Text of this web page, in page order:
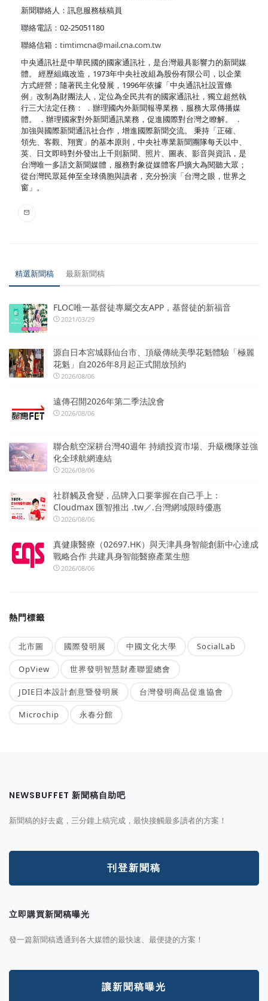
新聞聯絡人：訊息服務核稿員
聯絡電話：02-25051180
聯絡信箱： timtimcna@mail.cna.com.tw
中央通訊社是中華民國的國家通訊社，是台灣最具影響力的新聞媒
體。 經歷組織改造，1973年中央社改組為股份有限公司，以企業
方式經營；隨著民主化發展，1996年依據「中央通訊社設置條
例」改制為財團法人，定位為全民共有的國家通訊社，獨立超然執
行三大法定任務： ．辦理國內外新聞報導業務，服務大眾傳播媒
體。 ．辦理國家對外新聞通訊業務，促進國際對台灣之瞭解。 ．
加強與國際新聞通訊社合作，增進國際新聞交流。 秉持「正確、
領先、客觀、翔實」的基本原則，中央社專業新聞團隊每天以中、
英、日文即時對外發出上千則新聞、照片、圖表、影音與資訊，是
台灣唯一多語文新聞媒體，服務對象從媒體客戶擴大為閱聽大眾；
從台灣民眾延伸至全球僑胞與讀者，充分扮演「台灣之眼，世界之
窗」。
精選新聞稿 最新新聞稿
FLOC唯一基督徒專屬交友APP，基督徒的新福音
2021/03/29
源自日本宮城縣仙台市、頂級傳統美學花魁體驗「極麗
花魁」自2026年8月起正式開放預約
2026/08/06
遠傳召開2026年第二季法說會
2026/08/06
聯合航空深耕台灣40週年 持續投資市場、升級機隊並強
化全球航網連結
2026/08/06
社群觸及會變，品牌入口要掌握在自己手上：
Cloudmax 匯智推出 .tw／.台灣網域限時優惠
2026/08/06
真健康醫療（02697.HK）與天津具身智能創新中心達成
戰略合作 共建具身智能醫療產業生態
2026/08/06
熱門標籤
北市圖 國際發明展 中國文化大學 SocialLab
OpView 世界發明智慧財產聯盟總會
JDIE日本設計創意暨發明展 台灣發明商品促進協會
Microchip 永春分館
NEWSBUFFET 新聞稿自助吧
新聞稿的好去處，三分鐘上稿完成，最快接觸最多讀者的方案！
刊登新聞稿
立即購買新聞稿曝光
發一篇新聞稿透通到各大媒體的最快速、最便捷的方案！
讓新聞稿曝光